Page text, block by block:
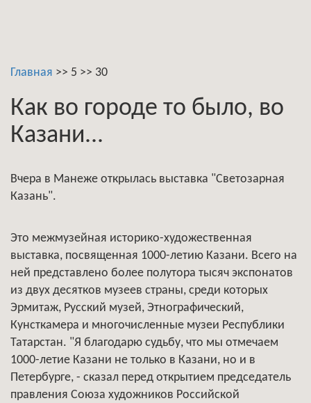
Главная >> 5 >> 30
Как во городе то было, во
Казани...
Вчера в Манеже открылась выставка "Светозарная
Казань".
Это межмузейная историко-художественная
выставка, посвященная 1000-летию Казани. Всего на
ней представлено более полутора тысяч экспонатов
из двух десятков музеев страны, среди которых
Эрмитаж, Русский музей, Этнографический,
Кунсткамера и многочисленные музеи Республики
Татарстан. "Я благодарю судьбу, что мы отмечаем
1000-летие Казани не только в Казани, но и в
Петербурге, - сказал перед открытием председатель
правления Союза художников Российской